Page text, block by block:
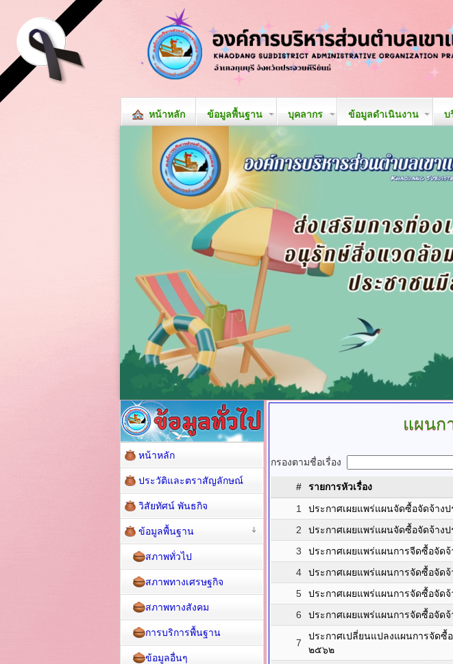
หน้าหลัก ข้อมูลพื้นฐาน บุคลากร ข้อมูลดำเนินงาน บ
แผนก
กรองตามชื่อเรื่อง
# รายการหัวเรื่อง
1
ประกาศเผยแพร่แผนจัดซื้อจัดจ้าง
2
ประกาศเผยแพร่แผนจัดซื้อจัดจ้าง
3
ประกาศเผยแพร่แผนการจีดซื้อจัด
4
ประกาศเผยแพร่แผนการจัดซื้อจั
5
ประกาศเผยแพร่แผนการจัดซื้อจั
6
ประกาศเผยแพร่แผนการจัดซื้อจั
7
ประกาศเปลี่ยนแปลงแผนการจัดซื้
๒๕๖๒
หน้าหลัก
ประวัติและตราสัญลักษณ์
วิสัยทัศน์ พันธกิจ
ข้อมูลพื้นฐาน
สภาพทั่วไป
สภาพทางเศรษฐกิจ
สภาพทางสังคม
การบริการพื้นฐาน
ข้อมูลอื่นๆ